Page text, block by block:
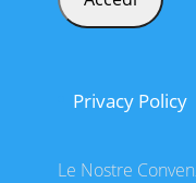
Privacy Policy
Le Nostre